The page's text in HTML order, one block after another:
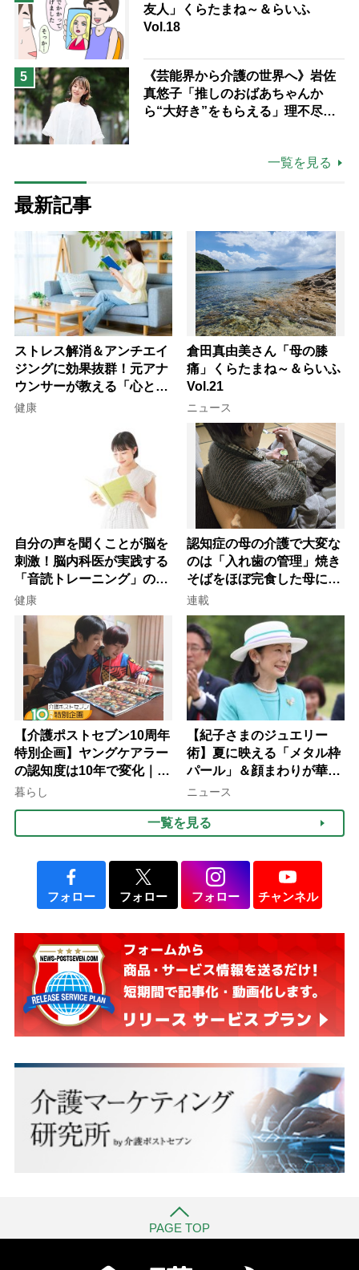
友人」くらたまね～＆らいふ
Vol.18
5
《芸能界から介護の世界へ》岩佐
真悠子「推しのおばあちゃんか
ら“大好き”をもらえる」理不尽さ
一覧を見る
最新記事
ストレス解消＆アンチエイ
ジングに効果抜群！元アナ
ウンサーが教える「心と体
を元気にする音読の習慣」
健康
倉田真由美さん「母の膝
痛」くらたまね～＆らいふ
Vol.21
ニュース
自分の声を聞くことが脳を
刺激！脳内科医が実践する
「音読トレーニング」の極
意
健康
認知症の母の介護で大変な
のは「入れ歯の管理」焼き
そばをほぼ完食した母に息
子が血の気が引いた理由
連載
【介護ポストセブン10周年
特別企画】ヤングケアラー
の認知度は10年で変化｜流
行語大賞にノミネート、法
暮らし
【紀子さまのジュエリー
術】夏に映える「メタル枠
パール」＆顔まわりが華や
ぐ「揺れる一粒」の使い分
ニュース
一覧を見る
フォロー フォロー フォロー チャンネル
PAGE TOP